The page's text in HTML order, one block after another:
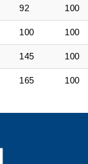
92 100
100 100
145 100
165 100